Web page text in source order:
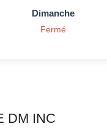
Dimanche
Fermé